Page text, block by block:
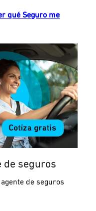
qué Seguro me
de seguros
de seguros